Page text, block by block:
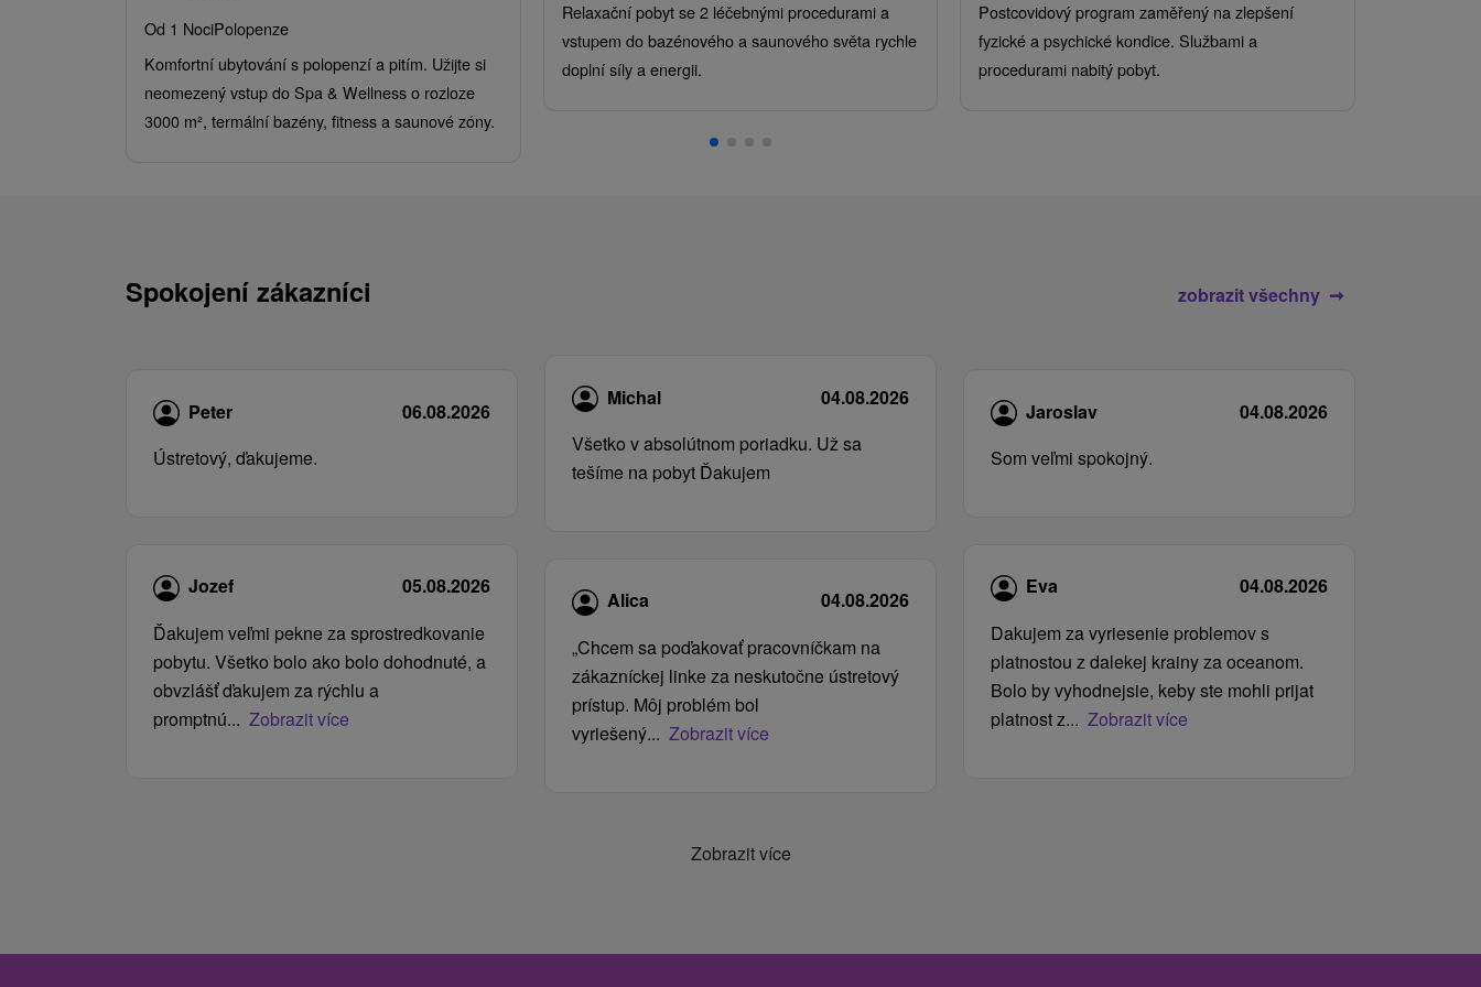
Od 1 NociPolopenze
Komfortní ubytování s polopenzí a pitím. Užijte si
neomezený vstup do Spa & Wellness o rozloze
3000 m², termální bazény, fitness a saunové zóny.
Relaxační pobyt se 2 léčebnými procedurami a
vstupem do bazénového a saunového světa rychle
doplní síly a energii.
Postcovidový program zaměřený na zlepšení
fyzické a psychické kondice. Službami a
procedurami nabitý pobyt.
Spokojení zákazníci zobrazit všechny
Peter
06.08.2026
Ústretový, ďakujeme.
Jozef
05.08.2026
Ďakujem veľmi pekne za sprostredkovanie
pobytu. Všetko bolo ako bolo dohodnuté, a
obvzlášť ďakujem za rýchlu a
promptnú... Zobrazit více
Michal
04.08.2026
Všetko v absolútnom poriadku. Už sa
tešíme na pobyt Ďakujem
Alica
04.08.2026
„Chcem sa poďakovať pracovníčkam na
zákazníckej linke za neskutočne ústretový
prístup. Môj problém bol
vyriešený... Zobrazit více
Jaroslav
04.08.2026
Som veľmi spokojný.
Eva
04.08.2026
Dakujem za vyriesenie problemov s
platnostou z dalekej krainy za oceanom.
Bolo by vyhodnejsie, keby ste mohli prijat
platnost z... Zobrazit více
Zobrazit více